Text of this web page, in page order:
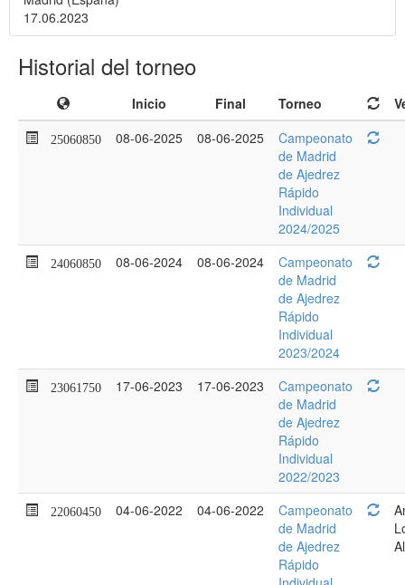
17.06.2023
Historial del torneo
Inicio Final Torneo
25060850 08-06-2025 08-06-2025
Campeonato
de Madrid
de Ajedrez
Rápido
Individual
2024/2025
24060850 08-06-2024 08-06-2024
Campeonato
de Madrid
de Ajedrez
Rápido
Individual
2023/2024
23061750 17-06-2023 17-06-2023
Campeonato
de Madrid
de Ajedrez
Rápido
Individual
2022/2023
22060450 04-06-2022 04-06-2022
Campeonato
de Madrid
de Ajedrez
Rápido